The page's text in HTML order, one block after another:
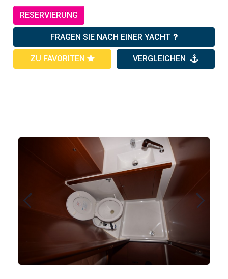
RESERVIERUNG
FRAGEN SIE NACH EINER YACHT
ZU FAVORITEN VERGLEICHEN